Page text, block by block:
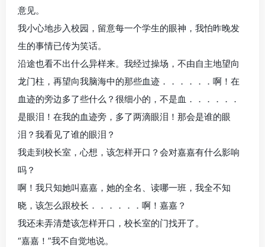
意见。
我小心地步入校园，留意每一个学生的眼神，我怕昨晚发
生的事情已传为笑话。
沿途也看不出什么异样来。我经过操场，不由自主地望向
龙门柱，再望向我脑海中的那些血迹．．．．．．啊！在
血迹的旁边多了些什么？很细小的，不是血．．．．．．
是眼泪！在我的血迹旁，多了两滴眼泪！那会是谁的眼
泪？我看见了谁的眼泪？
我走到校长室，心想，该怎样开口？会对嘉嘉有什么影响
吗？
啊！我只知她叫嘉嘉，她的全名、读哪一班，我全不知
晓，该怎么跟校长．．．．．．啊！嘉嘉？
我还未弄清楚该怎样开口，校长室的门找开了。
“嘉嘉！”我不自觉地说。